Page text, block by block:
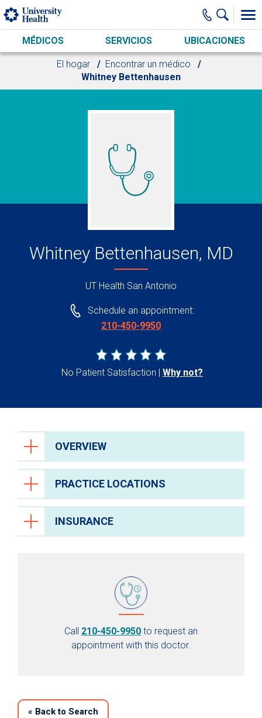
Skip to main content
MÉDICOS SERVICIOS UBICACIONES
El hogar
Encontrar un médico
Whitney Bettenhausen
Whitney Bettenhausen, MD
UT Health San Antonio
Schedule an appointment:
210-450-9950
No Patient Satisfaction Why not?
OVERVIEW
PRACTICE LOCATIONS
INSURANCE
Call 210-450-9950 to request an
appointment with this doctor.
« Back to Search